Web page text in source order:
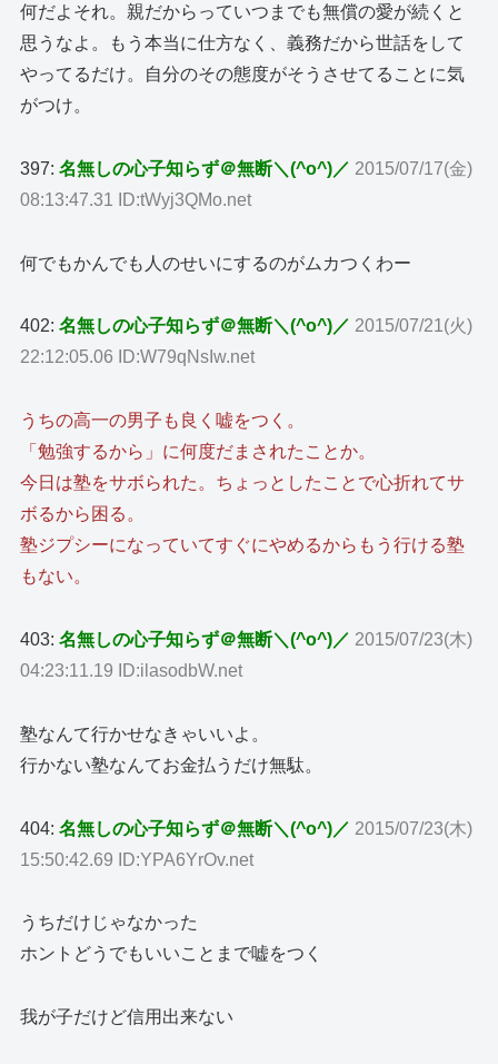
何だよそれ。親だからっていつまでも無償の愛が続くと
思うなよ。もう本当に仕方なく、義務だから世話をして
やってるだけ。自分のその態度がそうさせてることに気
がつけ。
397:名無しの心子知らず＠無断＼(^o^)／ 2015/07/17(金)
08:13:47.31 ID:tWyj3QMo.net
何でもかんでも人のせいにするのがムカつくわー
402:名無しの心子知らず＠無断＼(^o^)／ 2015/07/21(火)
22:12:05.06 ID:W79qNsIw.net
うちの高一の男子も良く嘘をつく。
「勉強するから」に何度だまされたことか。
今日は塾をサボられた。ちょっとしたことで心折れてサ
ボるから困る。
塾ジプシーになっていてすぐにやめるからもう行ける塾
もない。
403:名無しの心子知らず＠無断＼(^o^)／ 2015/07/23(木)
04:23:11.19 ID:ilasodbW.net
塾なんて行かせなきゃいいよ。
行かない塾なんてお金払うだけ無駄。
404:名無しの心子知らず＠無断＼(^o^)／ 2015/07/23(木)
15:50:42.69 ID:YPA6YrOv.net
うちだけじゃなかった
ホントどうでもいいことまで嘘をつく
我が子だけど信用出来ない